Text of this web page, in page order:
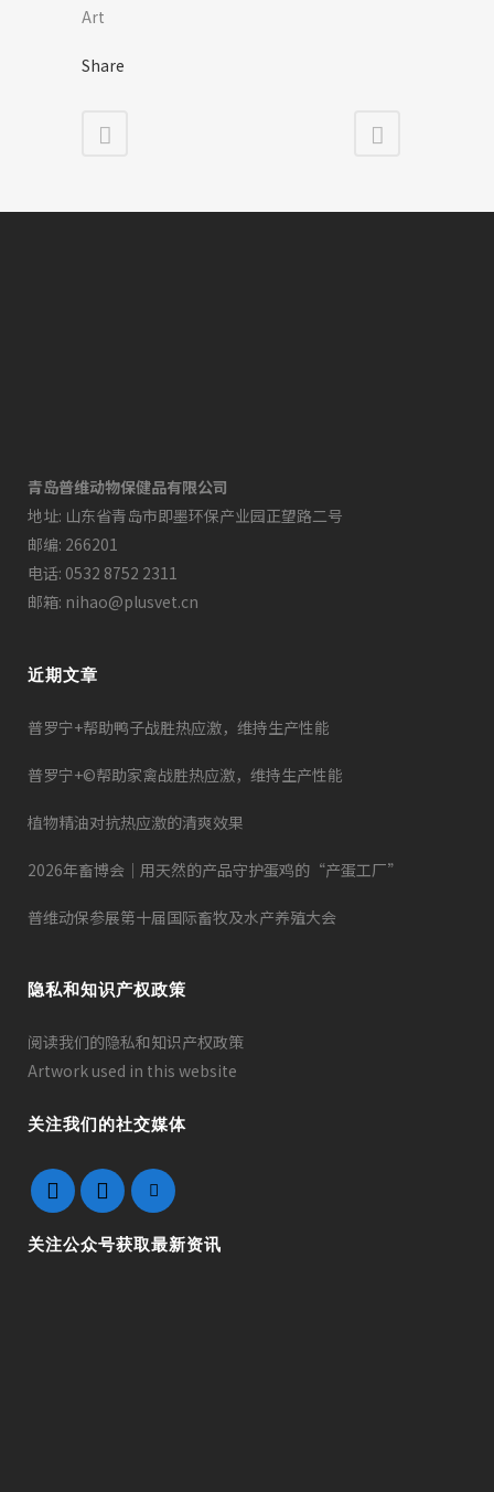
Art
Share
青岛普维动物保健品有限公司
地址: 山东省青岛市即墨环保产业园正望路二号
邮编: 266201
电话: 0532 8752 2311
邮箱: nihao@plusvet.cn
近期文章
普罗宁+帮助鸭子战胜热应激，维持生产性能
普罗宁+©帮助家禽战胜热应激，维持生产性能
植物精油对抗热应激的清爽效果
2026年畜博会｜用天然的产品守护蛋鸡的“产蛋工厂”
普维动保参展第十届国际畜牧及水产养殖大会
隐私和知识产权政策
阅读我们的隐私和知识产权政策
Artwork used in this website
关注我们的社交媒体
关注公众号获取最新资讯